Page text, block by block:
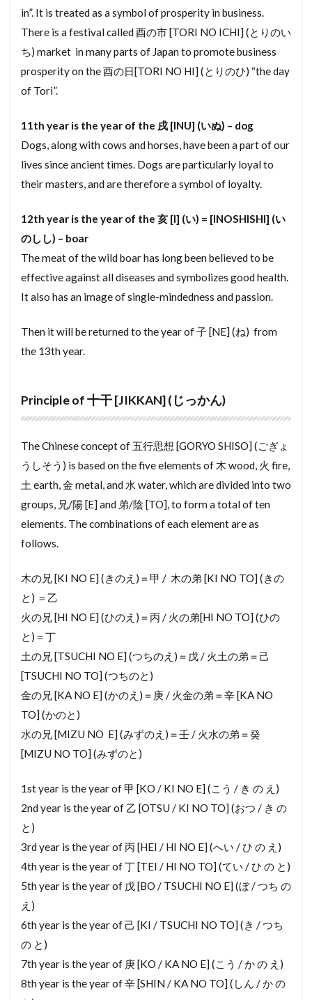
in”. It is treated as a symbol of prosperity in business.
There is a festival called 酉の市 [TORI NO ICHI] (とりのい
ち) market in many parts of Japan to promote business
prosperity on the 酉の日[TORI NO HI] (とりのひ) “the day
of Tori”.
11th year is the year of the 戌 [INU] (いぬ) – dog
Dogs, along with cows and horses, have been a part of our
lives since ancient times. Dogs are particularly loyal to
their masters, and are therefore a symbol of loyalty.
12th year is the year of the 亥 [I] (い) = [INOSHISHI] (い
のしし) – boar
The meat of the wild boar has long been believed to be
effective against all diseases and symbolizes good health.
It also has an image of single-mindedness and passion.
Then it will be returned to the year of 子 [NE] (ね) from
the 13th year.
Principle of 十干 [JIKKAN] (じっかん)
The Chinese concept of 五行思想 [GORYO SHISO] (ごぎょ
うしそう) is based on the five elements of 木 wood, 火 fire,
土 earth, 金 metal, and 水 water, which are divided into two
groups, 兄/陽 [E] and 弟/陰 [TO], to form a total of ten
elements. The combinations of each element are as
follows.
木の兄 [KI NO E] (きのえ)＝甲 / 木の弟 [KI NO TO] (きの
と) ＝乙
火の兄 [HI NO E] (ひのえ)＝丙 / 火の弟[HI NO TO] (ひの
と)＝丁
土の兄 [TSUCHI NO E] (つちのえ)＝戊 / 火土の弟＝己
[TSUCHI NO TO] (つちのと)
金の兄 [KA NO E] (かのえ)＝庚 / 火金の弟＝辛 [KA NO
TO] (かのと)
水の兄 [MIZU NO E] (みずのえ)＝壬 / 火水の弟＝癸
[MIZU NO TO] (みずのと)
1st year is the year of 甲 [KO / KI NO E] (こう / き の え)
2nd year is the year of 乙 [OTSU / KI NO TO] (おつ / き の
と)
3rd year is the year of 丙 [HEI / HI NO E] (へい / ひ の え)
4th year is the year of 丁 [TEI / HI NO TO] (てい / ひ の と)
5th year is the year of 戊 [BO / TSUCHI NO E] (ぼ / つち の
え)
6th year is the year of 己 [KI / TSUCHI NO TO] (き / つち
の と)
7th year is the year of 庚 [KO / KA NO E] (こう / か の え)
8th year is the year of 辛 [SHIN / KA NO TO] (しん / か の
てつけ
てっきんこんくりーと ぞう
ていとうけん
ていたく
ていしゃく
ていきたてものちんたいしゃく
つきぎめ
ちんたいまんしょん
ちんたいぶっけん
ちんたいちゅうかい
ちんたいあぱーと
ちんたい
ちょうぼうりょうこう
ちょうこうき
ちょうきしゅうぜんけいかく
てなんと
てれび
ちゅうもんじゅうたく
とおしばしら
とうろくめんきょぜい
とうや
とうしぶっけん
とうきりょう
とうきぼ
とうきすみしょう
とうきじこうしょうめいしょ
でんとうこうほう
でんきこうじし
てんしゅつとどけ
でぃんぐるきー
でぃすくしりんだー
でぃすかうんと
てんぶくろ
てんのう
そだいごみ
たいしんきじゅん
たちのきりょう
たたみ
たくちたてものとりひきし
たくちたてものとりひきぎょう
たくちぞうせい
たく
たうんはうす
たいようねんすう
たいようこうはつでん
たてうりじゅうたく
たいしゃくたいしょうひょう
たいかこうぞう
ぞうさく
そんがいほしょう
そんえきけいさんしょ
そとだんねつ
そっこう たてうり
たてぐ
ちゅうにかい
ちほうじちたい
ちゅうこ
ちゅうかんけんさ
ちゅうかんきん
ちゅうかいほうしゅう
だいきぼしゅうぜん
ちだい
ちせき
ちけんしゃ
ちくねんすう
だうんらいと
だいひょうしゃいん
われき
アンテナ
こうどう 構造用合板
水回り
権利証
権利済証 構造計算
業務スーパー
洗濯パン
格安スマホ
杭基礎